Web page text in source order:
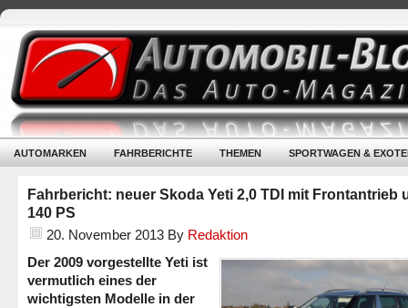
AUTOMARKEN FAHRBERICHTE THEMEN SPORTWAGEN &
Fahrbericht: neuer Skoda Yeti 2,0 TDI mit Frontantrieb
140 PS
20. November 2013 By Redaktion
Der 2009 vorgestellte Yeti ist
vermutlich eines der
wichtigsten Modelle in der